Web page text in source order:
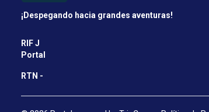
¡Despegando hacia grandes aventuras!
RIF J
Portal
RTN -